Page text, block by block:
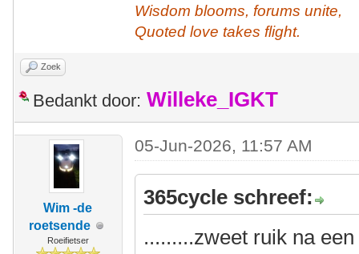
Wisdom blooms, forums unite,
Quoted love takes flight.
Zoek
Bedankt door: Willeke_IGKT
Wim -de
roetsende
Roeifietser
05-Jun-2026, 11:57 AM
365cycle schreef:
.........zweet ruik na